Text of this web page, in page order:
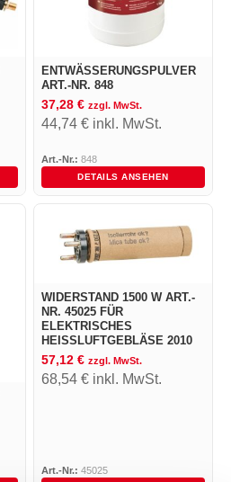
ENTWÄSSERUNGSPULVER
ART.-NR. 848
37,28 € zzgl. MwSt.
44,74 € inkl. MwSt.
Art.-Nr.: 848
DETAILS ANSEHEN
WIDERSTAND 1500 W ART.-
NR. 45025 FÜR
ELEKTRISCHES
HEISSLUFTGEBLÄSE 2010
57,12 € zzgl. MwSt.
68,54 € inkl. MwSt.
Art.-Nr.: 45025